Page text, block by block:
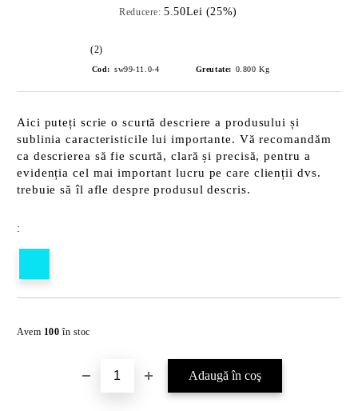
Reducere: 5.50Lei (25%)
(2)
Cod: sw99-11.0-4 Greutate: 0.800 Kg
Aici puteți scrie o scurtă descriere a produsului și
sublinia caracteristicile lui importante. Vă recomandăm
ca descrierea să fie scurtă, clară și precisă, pentru a
evidenția cel mai important lucru pe care clienții dvs.
trebuie să îl afle despre produsul descris.
:
Avem 100în stoc